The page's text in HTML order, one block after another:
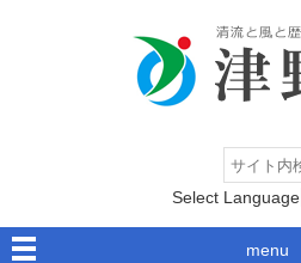
Select Language
menu